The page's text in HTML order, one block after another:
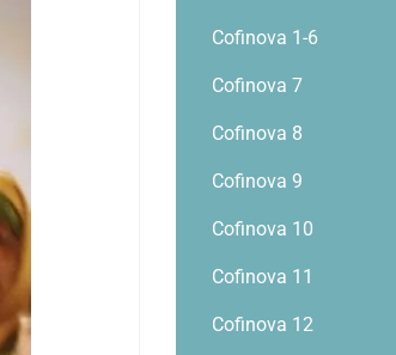
Cofinova 1-6
Cofinova 7
Cofinova 8
Cofinova 9
Cofinova 10
Cofinova 11
Cofinova 12